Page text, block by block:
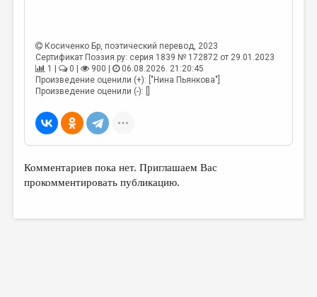
Косиченко Бр, поэтический перевод, 2023
Сертификат Поэзия.ру: серия 1839 № 172872 от 29.01.2023
1 |
0 | 900 |
06.08.2026. 21:20:45
Произведение оценили (+): ["Нина Пьянкова"]
Произведение оценили (-): []
Комментариев пока нет. Приглашаем Вас
прокомментировать публикацию.